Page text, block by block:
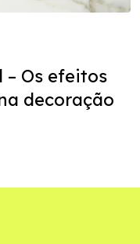
– Os efeitos
decoração